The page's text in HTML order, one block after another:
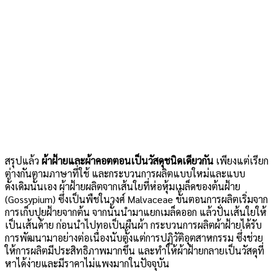
สรุปแล้ว ผ้าฝ้ายและผ้าคอตตอนเป็นวัสดุชนิดเดียวกัน เพียงแต่เรียก
ต่างกันตามภาษาที่ใช้ และกระบวนการผลิตแบบใหม่และแบบ
ดั้งเดิมนั้นเอง ผ้าฝ้ายผลิตจากเส้นใยที่ห่อหุ้มเมล็ดของต้นฝ้าย
(Gossypium) ซึ่งเป็นพืชในวงศ์ Malvaceae ขั้นตอนการผลิตเริ่มจาก
การเก็บปุยฝ้ายจากต้น จากนั้นนำมาแยกเมล็ดออก แล้วปั่นเส้นใยให้
เป็นเส้นด้าย ก่อนนำไปทอเป็นผืนผ้า กระบวนการผลิตผ้าฝ้ายได้รับ
การพัฒนามาอย่างต่อเนื่องนับตั้งแต่การปฏิวัติอุตสาหกรรม ซึ่งช่วย
ให้การผลิตมีประสิทธิภาพมากขึ้น และทำให้ผ้าฝ้ายกลายเป็นวัสดุที่
หาได้ง่ายและมีราคาไม่แพงมากในปัจจุบัน